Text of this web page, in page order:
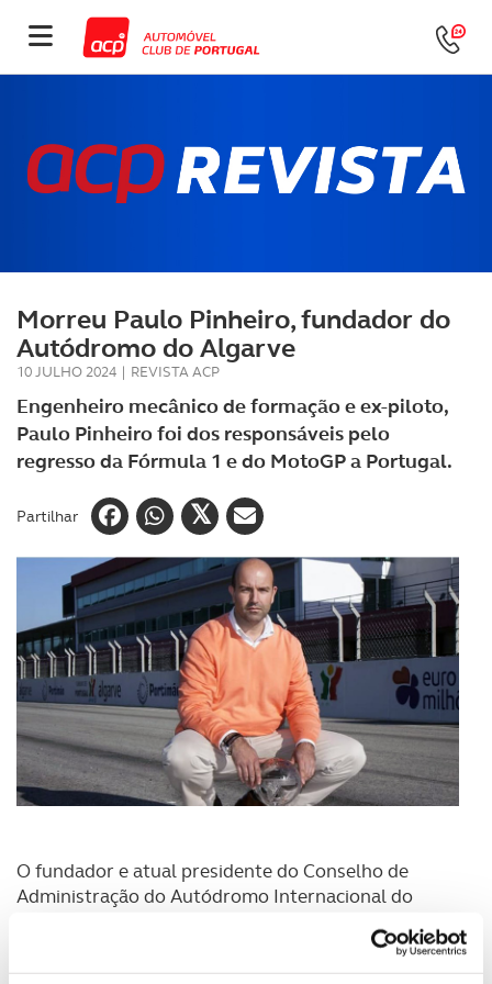
Morreu Paulo Pinheiro, fundador do
Autódromo do Algarve
10 JULHO 2024 | REVISTA ACP
Engenheiro mecânico de formação e ex-piloto,
Paulo Pinheiro foi dos responsáveis pelo
regresso da Fórmula 1 e do MotoGP a Portugal.
Partilhar
O fundador e atual presidente do Conselho de
Administração do Autódromo Internacional do
feira, aos 52 anos, informou a direção do circuito
algarvio.